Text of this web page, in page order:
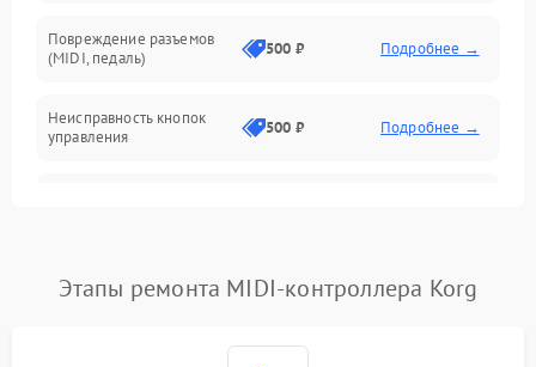
Повреждение разъемов
(MIDI, педаль)
500 ₽ Подробнее →
Неисправность кнопок
управления
500 ₽ Подробнее →
Неисправность
процессора
2000 ₽ Подробнее →
Этапы ремонта MIDI-контроллера Korg